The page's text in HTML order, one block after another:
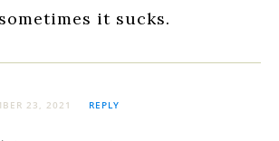
it sucks.
23, 2021 REPLY